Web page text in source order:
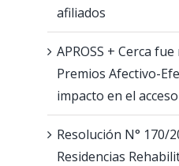
afiliados
APROSS + Cerca
Premios Afectivo-
impacto en el
Resolución N° 170/
Residencias